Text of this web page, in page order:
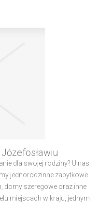
dla swojej rodziny? U nas
jednorodzinne zabytkowe
domy szeregowe oraz inne
miejscach w kraju, jednym